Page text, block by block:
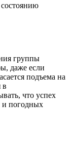
группы
даже если
подъема на
в
что успех
и погодных